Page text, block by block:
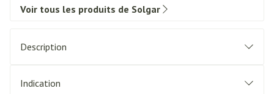
Voir tous les produits de Solgar
Description
Indication